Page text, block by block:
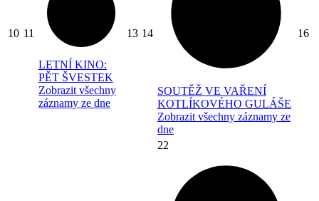
10 11
LETNÍ KINO:
PĚT ŠVESTEK
Zobrazit všechny
záznamy ze dne
13 14
SOUTĚŽ VE VAŘENÍ
KOTLÍKOVÉHO GULÁŠE
Zobrazit všechny záznamy ze
dne
16
22